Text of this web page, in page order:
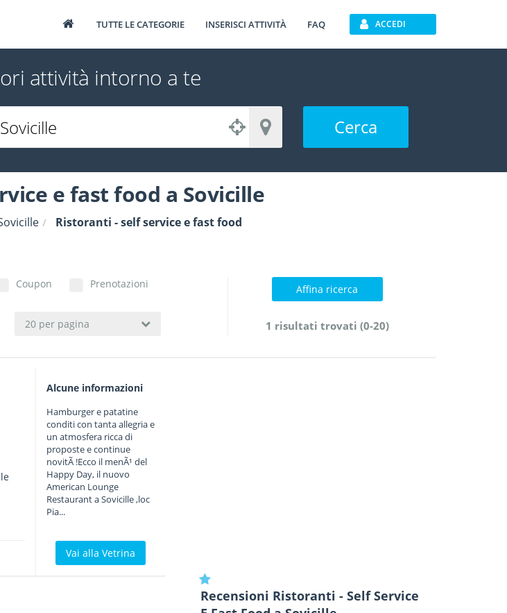
TUTTE LE CATEGORIE INSERISCI ATTIVITÀ FAQ ACCEDI
attività intorno a te
Cerca
e fast food a Sovicille
Ristoranti - self service e fast food
Coupon Prenotazioni
20 per pagina
Affina ricerca
1 risultati trovati (0-20)
Alcune informazioni
Hamburger e patatine
conditi con tanta allegria e
un atmosfera ricca di
proposte e continue
novitÃ !Ecco il menÃ¹ del
Happy Day, il nuovo
American Lounge
Restaurant a Sovicille ,loc
Pia...
Vai alla Vetrina
Recensioni Ristoranti - Self Service